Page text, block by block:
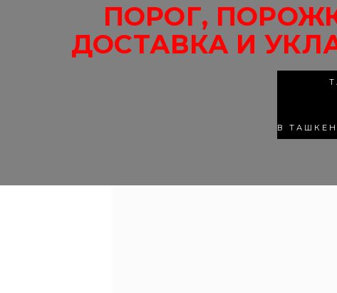
ПОРОГ,
ДОСТАВКА И
В